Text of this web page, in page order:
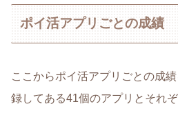
ポイ活アプリごとの成績
ここからポイ活アプリごとの成
録してある41個のアプリとそれ